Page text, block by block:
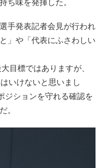
ち味を発揮した。
手発表記者会見が行われ
」や「代表にふさわしい
目標ではありますが、
いけないと思いまし
ジションを守れる確認を
。